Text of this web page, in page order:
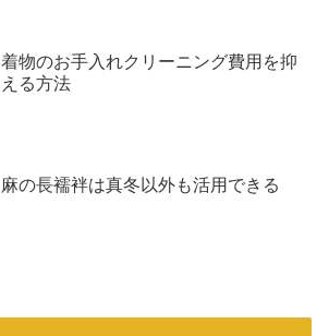
着物のお手入れクリーニング費用を抑
える方法
麻の長襦袢は真冬以外も活用できる